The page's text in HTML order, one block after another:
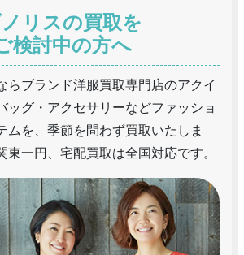
リスの買取を
検討中の方へ
らブランド洋服買取専門店のアクイ
ッグ・アクセサリーなどファッショ
ムを、季節を問わず買取いたしま
東一円、宅配買取は全国対応です。